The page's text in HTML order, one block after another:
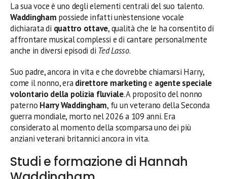
La sua voce è uno degli elementi centrali del suo talento.
Waddingham possiede infatti un’estensione vocale
dichiarata di quattro ottave, qualità che le ha consentito di
affrontare musical complessi e di cantare personalmente
anche in diversi episodi di Ted Lasso.
Suo padre, ancora in vita e che dovrebbe chiamarsi Harry,
come il nonno, eradirettore marketinge agente speciale
volontario della polizia fluviale. A proposito del nonno
paterno Harry Waddingham, fu un veterano della Seconda
guerra mondiale, morto nel 2026 a 109 anni. Era
considerato al momento della scomparsa uno dei più
anziani veterani britannici ancora in vita.
Studi e formazione di Hannah